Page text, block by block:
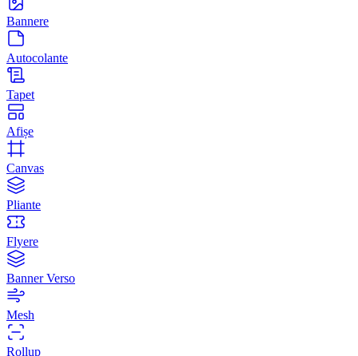
Bannere
Autocolante
Tapet
Afișe
Canvas
Pliante
Flyere
Banner Verso
Mesh
Rollup